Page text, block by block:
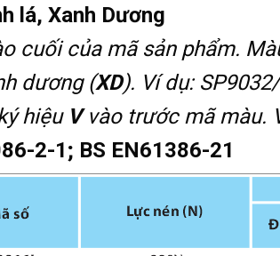
lá, Xanh Dương
cuối của mã sản phẩm.
dương (XD). Ví dụ:
hiệu Vvào trước mã màu.
2-1; BS EN61386-21